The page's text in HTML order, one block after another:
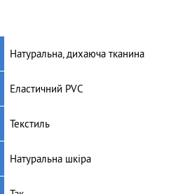
Натуральна, дихаюча тканина
Еластичний PVC
Текстиль
Натуральна шкіра